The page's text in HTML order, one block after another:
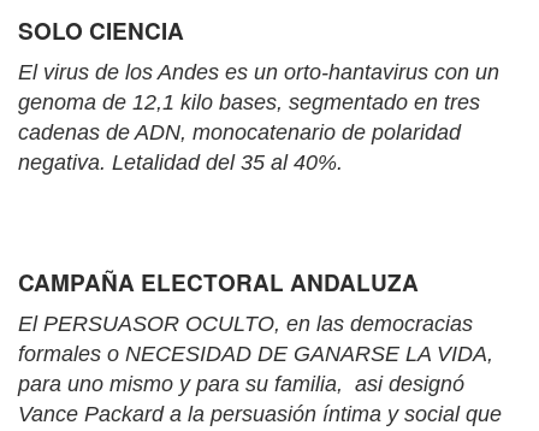
SOLO CIENCIA
El virus de los Andes es un orto-hantavirus con un
genoma de 12,1 kilo bases, segmentado en tres
cadenas de ADN, monocatenario de polaridad
negativa. Letalidad del 35 al 40%.
CAMPAÑA ELECTORAL ANDALUZA
El PERSUASOR OCULTO, en las democracias
formales o NECESIDAD DE GANARSE LA VIDA,
para uno mismo y para su familia, asi designó
Vance Packard a la persuasión íntima y social que